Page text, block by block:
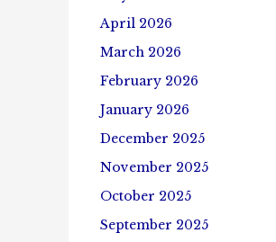
April 2026
March 2026
February 2026
January 2026
December 2025
November 2025
October 2025
September 2025